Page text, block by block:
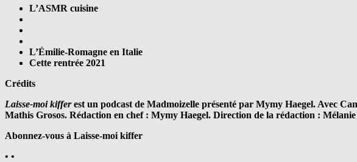
L’ASMR cuisine
L’Émilie-Romagne en Italie
Cette rentrée 2021
Crédits
Laisse-moi kifferest un podcast de Madmoizelle présenté par Mymy Haegel. Avec
Mathis Grosos. Rédaction en chef : Mymy Haegel. Direction de la rédaction :
Abonnez-vous à Laisse-moi kiffer
• •